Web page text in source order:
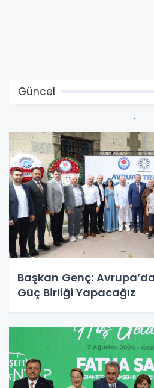
Güncel
Başkan Genç:
Güç Birliği Yapacağız